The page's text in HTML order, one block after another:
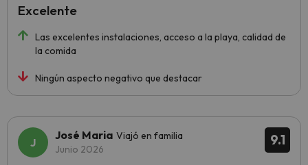
Las excelentes instalaciones, acceso a la playa, calidad de
la comida
Ningún aspecto negativo que destacar
Excelente
9.1
José Maria Viajó en familia
Junio 2026